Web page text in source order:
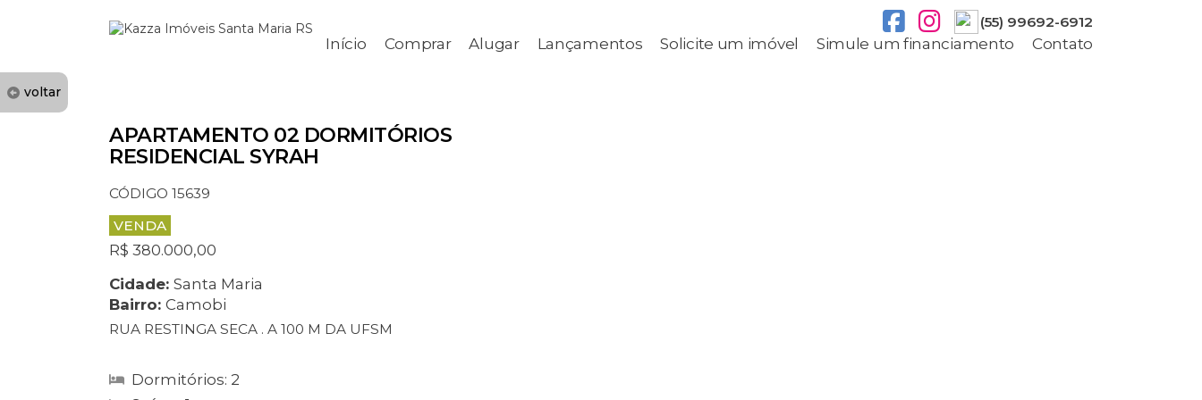
(55) 99692-6912
Início Comprar Alugar Lançamentos Solicite um imóvel Simule um financiamento Contato
voltar
APARTAMENTO 02 DORMITÓRIOS
RESIDENCIAL SYRAH
CÓDIGO 15639
VENDA
R$ 380.000,00
Cidade: Santa Maria
Bairro: Camobi
RUA RESTINGA SECA . A 100 M DA UFSM
Dormitórios: 2